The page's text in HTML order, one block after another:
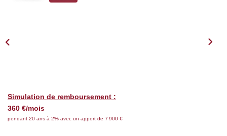
Simulation de remboursement :
360 €/mois
pendant 20 ans à 2% avec un apport de 7 900 €